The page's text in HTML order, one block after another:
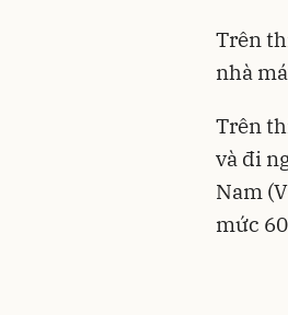
Trên
nhà
Trên
và đi
Nam
mức